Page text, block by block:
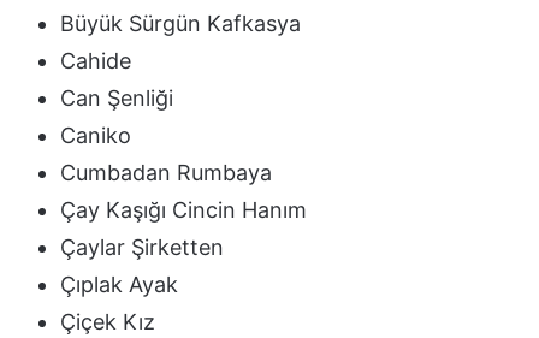
Büyük Sürgün Kafkasya
Cahide
Can Şenliği
Caniko
Cumbadan Rumbaya
Çay Kaşığı Cincin Hanım
Çaylar Şirketten
Çıplak Ayak
Çiçek Kız